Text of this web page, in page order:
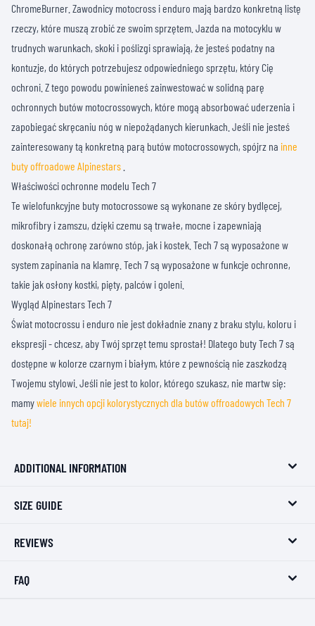
ChromeBurner. Zawodnicy motocross i enduro mają bardzo konkretną listę
rzeczy, które muszą zrobić ze swoim sprzętem. Jazda na motocyklu w
trudnych warunkach, skoki i poślizgi sprawiają, że jesteś podatny na
kontuzje, do których potrzebujesz odpowiedniego sprzętu, który Cię
ochroni. Z tego powodu powinieneś zainwestować w solidną parę
ochronnych butów motocrossowych, które mogą absorbować uderzenia i
zapobiegać skręcaniu nóg w niepożądanych kierunkach. Jeśli nie jesteś
zainteresowany tą konkretną parą butów motocrossowych, spójrz na inne
buty offroadowe Alpinestars
Właściwości ochronne modelu Tech 7
Te wielofunkcyjne buty motocrossowe są wykonane ze skóry bydlęcej,
mikrofibry i zamszu, dzięki czemu są trwałe, mocne i zapewniają
doskonałą ochronę zarówno stóp, jak i kostek. Tech 7 są wyposażone w
system zapinania na klamrę. Tech 7 są wyposażone w funkcje ochronne,
takie jak osłony kostki, pięty, palców i goleni.
Wygląd Alpinestars Tech 7
Świat motocrossu i enduro nie jest dokładnie znany z braku stylu, koloru i
ekspresji - chcesz, aby Twój sprzęt temu sprostał! Dlatego buty Tech 7 są
dostępne w kolorze czarnym i białym, które z pewnością nie zaszkodzą
Twojemu stylowi. Jeśli nie jest to kolor, którego szukasz, nie martw się:
mamywiele innych opcji kolorystycznych dla butów offroadowych Tech 7
tutaj!
ADDITIONAL INFORMATION
SIZE GUIDE
REVIEWS
FAQ